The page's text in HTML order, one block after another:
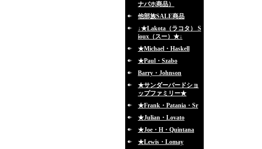
ナバホ商品）
他部族SALE商品
↓★Lakota（ラコタ） S
ioux（スー）★↓
★Michael・Haskell
★Paul・Szabo
Barry・Johnson
★サンダーバードショ
ップファミリー★
★Frank・Patania・Sr
★Julian・Lovato
★Joe・H・Quintana
★Lewis・Lomay